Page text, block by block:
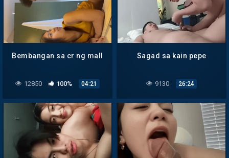
Bembangan sa cr ng mall
12850 100% 04:21
Sagad sa kain pepe
9130 26:24